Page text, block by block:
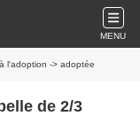
MENU
l'adoption -> adoptée
de 2/3